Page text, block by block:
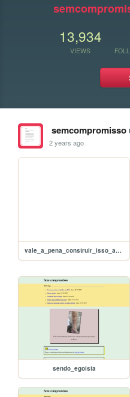
13,934
VIEWS
semcompromisso
2 years ago
vale_a_pena_construir_isso_aqui
sendo_egoista